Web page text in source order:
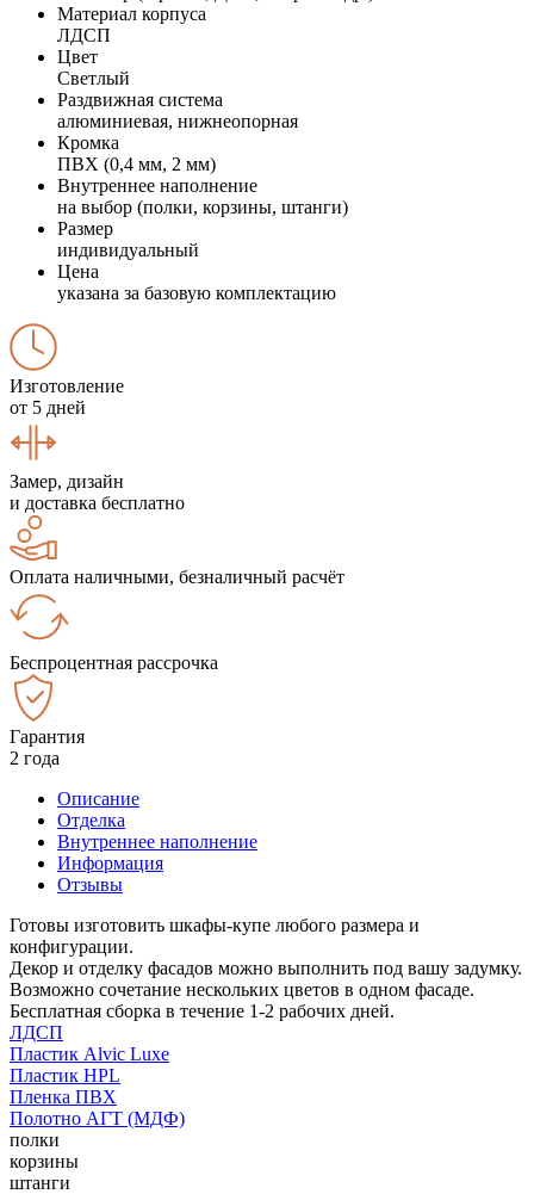
Материал корпуса
ЛДСП
Цвет
Светлый
Раздвижная система
алюминиевая, нижнеопорная
Кромка
ПВХ (0,4 мм, 2 мм)
Внутреннее наполнение
на выбор (полки, корзины, штанги)
Размер
индивидуальный
Цена
указана за базовую комплектацию
Изготовление
от 5 дней
Замер, дизайн
и доставка бесплатно
Оплата наличными, безналичный расчёт
Беспроцентная рассрочка
Гарантия
2 года
Описание
Отделка
Внутреннее наполнение
Информация
Отзывы
Готовы изготовить шкафы-купе любого размера и
конфигурации.
Декор и отделку фасадов можно выполнить под вашу задумку.
Возможно сочетание нескольких цветов в одном фасаде.
Бесплатная сборка в течение 1-2 рабочих дней.
ЛДСП
Пластик Alvic Luxe
Пластик HPL
Пленка ПВХ
Полотно АГТ (МДФ)
полки
корзины
штанги